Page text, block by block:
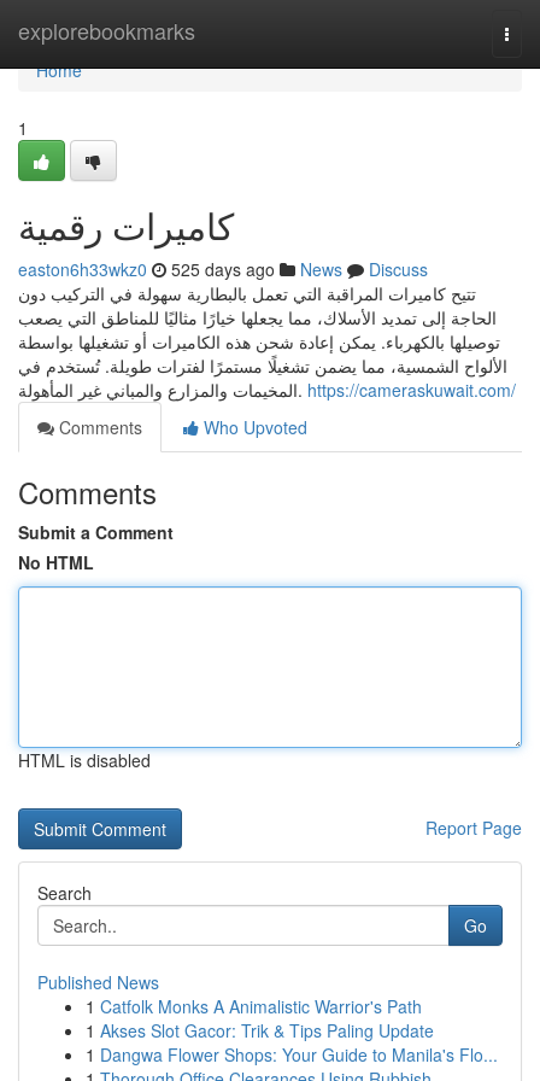
explorebookmarks
Home
Home
1
كاميرات رقمية
easton6h33wkz0 525 days ago News
Discuss
تتيح كاميرات المراقبة التي تعمل بالبطارية سهولة في التركيب دون
الحاجة إلى تمديد الأسلاك، مما يجعلها خيارًا مثاليًا للمناطق التي يصعب
توصيلها بالكهرباء. يمكن إعادة شحن هذه الكاميرات أو تشغيلها بواسطة
الألواح الشمسية، مما يضمن تشغيلًا مستمرًا لفترات طويلة. تُستخدم في
المخيمات والمزارع والمباني غير المأهولة. https://cameraskuwait.com/
Comments
Who Upvoted
Comments
Submit a Comment
No HTML
HTML is disabled
Report Page
Search
Go
Published News
1 Catfolk Monks A Animalistic Warrior's Path
1 Akses Slot Gacor: Trik & Tips Paling Update
1 Dangwa Flower Shops: Your Guide to Manila's Flo...